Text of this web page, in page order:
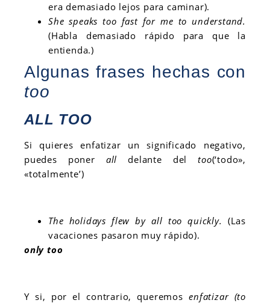
era demasiado lejos para caminar).
She speaks too fast for me to understand.
(Habla demasiado rápido para que la
entienda.)
Algunas frases hechas con
too
ALL TOO
Si quieres enfatizar un significado negativo,
puedes poner all delante deltoo(‘todo»,
«totalmente’)
The holidays flew by all too quickly. (Las
vacaciones pasaron muy rápido).
only too
Y si, por el contrario, queremosenfatizar (to